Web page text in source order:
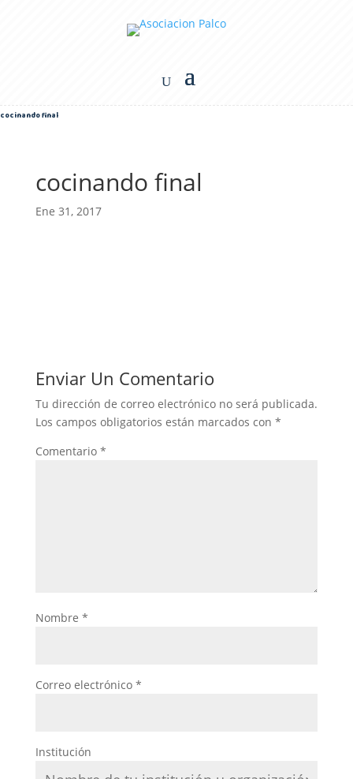
cocinando final
cocinando final
Ene 31, 2017
Enviar Un Comentario
Tu dirección de correo electrónico no será publicada.
Los campos obligatorios están marcados con *
Comentario *
Nombre *
Correo electrónico *
Institución